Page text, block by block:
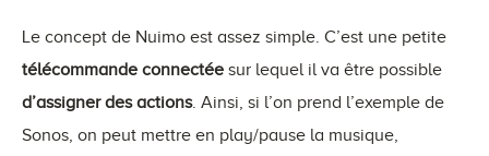
Le concept de Nuimo est assez simple. C’est une petite
télécommande connectée sur lequel il va être possible
d’assigner des actions. Ainsi, si l’on prend l’exemple de
Sonos, on peut mettre en play/pause la musique,